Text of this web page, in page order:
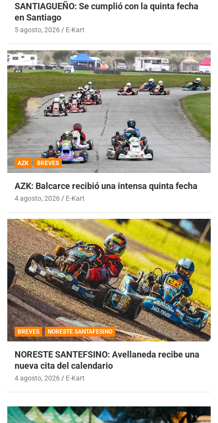
SANTIAGUEÑO: Se cumplió con la quinta fecha
en Santiago
5 agosto, 2026 E-Kart
AZK BREVES
AZK: Balcarce recibió una intensa quinta fecha
4 agosto, 2026 E-Kart
BREVES NORESTE SANTAFESINO
NORESTE SANTEFSINO: Avellaneda recibe una
nueva cita del calendario
4 agosto, 2026 E-Kart